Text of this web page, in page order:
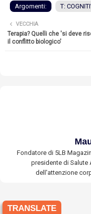
Argomenti: T:
VECCHIA
Terapia? Quelli che 'si deve
il conflitto biologico'
Fondatore di 5LB
presidente di Salute
dell'attenzione
TRANSLATE